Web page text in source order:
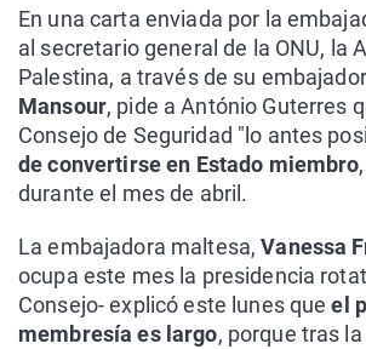
En una carta enviada por la
al secretario general de la ONU, la
Palestina, a través de su embajador
Mansour, pide a António Guterres
Consejo de Seguridad "lo antes
de convertirse en Estado miembro
durante el mes de abril.
La embajadora maltesa,Vanessa
ocupa este mes la presidencia
Consejo- explicó este lunes queel
membresía es largo, porque tras